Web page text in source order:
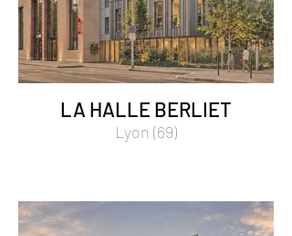
LA HALLE BERLIET
Lyon (69)